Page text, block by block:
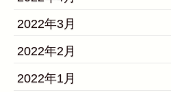
2022年3月
2022年2月
2022年1月